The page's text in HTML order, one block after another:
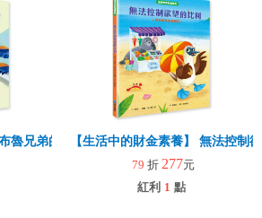
魯兄弟的存款奇蹟：用30元變百萬富翁
【生活中的財金素養】 無法控制
79 折 277元
紅利 1 點